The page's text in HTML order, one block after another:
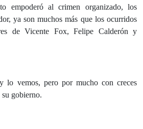
empoderó al crimen organizado, los
ya son muchos más que los ocurridos
de Vicente Fox, Felipe Calderón y
lo vemos, pero por mucho con creces
gobierno.